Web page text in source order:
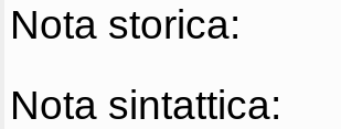
Nota storica:
Nota sintattica: